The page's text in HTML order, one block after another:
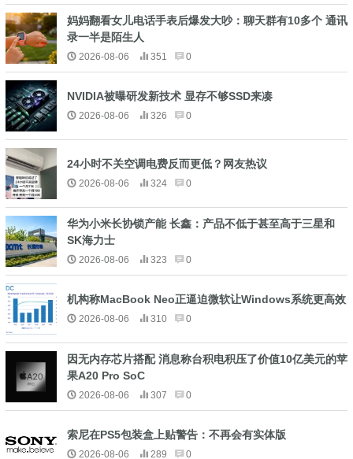
妈妈翻看女儿电话手表后爆发大吵：聊天群有10多个 通讯
录一半是陌生人
2026-08-06 351 0
NVIDIA被曝研发新技术 显存不够SSD来凑
2026-08-06 326 0
24小时不关空调电费反而更低？网友热议
2026-08-06 324 0
华为小米长协锁产能 长鑫：产品不低于甚至高于三星和
SK海力士
2026-08-06 323 0
机构称MacBook Neo正逼迫微软让Windows系统更高效
2026-08-06 310 0
因无内存芯片搭配 消息称台积电积压了价值10亿美元的苹
果A20 Pro SoC
2026-08-06 307 0
索尼在PS5包装盒上贴警告：不再会有实体版
2026-08-06 289 0